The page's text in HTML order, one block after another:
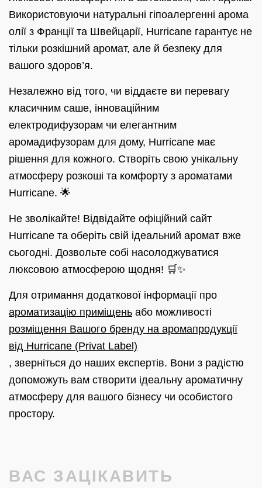
Використовуючи натуральні гіпоалергенні арома
олії з Франції та Швейцарії, Hurricane гарантує не
тільки розкішний аромат, але й безпеку для
вашого здоров’я.
Незалежно від того, чи віддаєте ви перевагу
класичним саше, інноваційним
електродифузорам чи елегантним
аромадифузорам для дому, Hurricane має
рішення для кожного. Створіть свою унікальну
атмосферу розкоші та комфорту з ароматами
Hurricane. 🌟
Не зволікайте! Відвідайте офіційний сайт
Hurricane та оберіть свій ідеальний аромат вже
сьогодні. Дозвольте собі насолоджуватися
люксовою атмосферою щодня! 🛒✨
Для отримання додаткової інформації про
ароматизацію приміщень або можливості
розміщення Вашого бренду на аромапродукції
від Hurricane (Privat Label)
, зверніться до наших експертів. Вони з радістю
допоможуть вам створити ідеальну ароматичну
атмосферу для вашого бізнесу чи особистого
простору.
ВАС ЗАЦІКАВИТЬ